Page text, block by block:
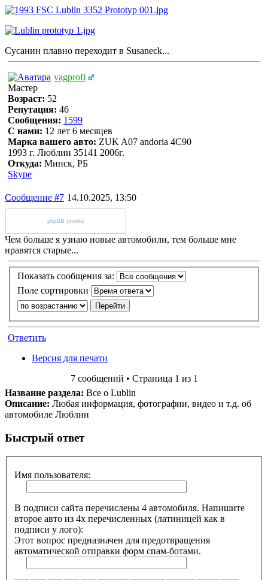
Сусанин плавно переходит в Susaneck...
vagprofi
Мастер
Возраст: 52
Репутация: 46
Сообщения: 1599
С нами: 12 лет 6 месяцев
Марка вашего авто: ZUK A07 andoria 4C90
1993 г. Люблин 35141 2006г.
Откуда: Минск, РБ
Skype
Сообщение #7 14.10.2025, 13:50
phpBB [media]
Чем больше я узнаю новые автомобили, тем больше мне
нравятся старые...
Показать сообщения за:
Поле сортировки
Ответить
Версия для печати
7 сообщений • Страница 1 из 1
Название раздела: Все о Lublin
Описание: Любая информация, фотографии, видео и т.д. об
автомобиле Люблин
Быстрый ответ
Имя пользователя:
В подписи сайта перечислены 4 автомобиля. Напишите
второе авто из 4х перечисленных (латиницей как в
подписи у лого):
Этот вопрос предназначен для предотвращения
автоматической отправки форм спам-ботами.